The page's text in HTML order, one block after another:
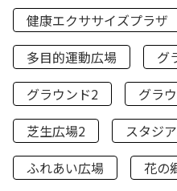
健康エクササイズプラザ
多目的運動広場
グ
グラウンド2
グラ
芝生広場2
スタジ
ふれあい広場
花の